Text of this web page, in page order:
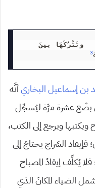
فمِنْ الحَمَاقَةِ أنْ تصيدَ غزالةً   وتَتْرُكَهَا بينَ
3
بن إسماعيل البخاريأنَّه
بضْع عشرة مرَّة ليُسجِّل
ويرجع إلى الكتب،
السِّراج يحتاجُ إلى
يُكلِّف إيقادُ المصباح
الضياء المكانَ الذي